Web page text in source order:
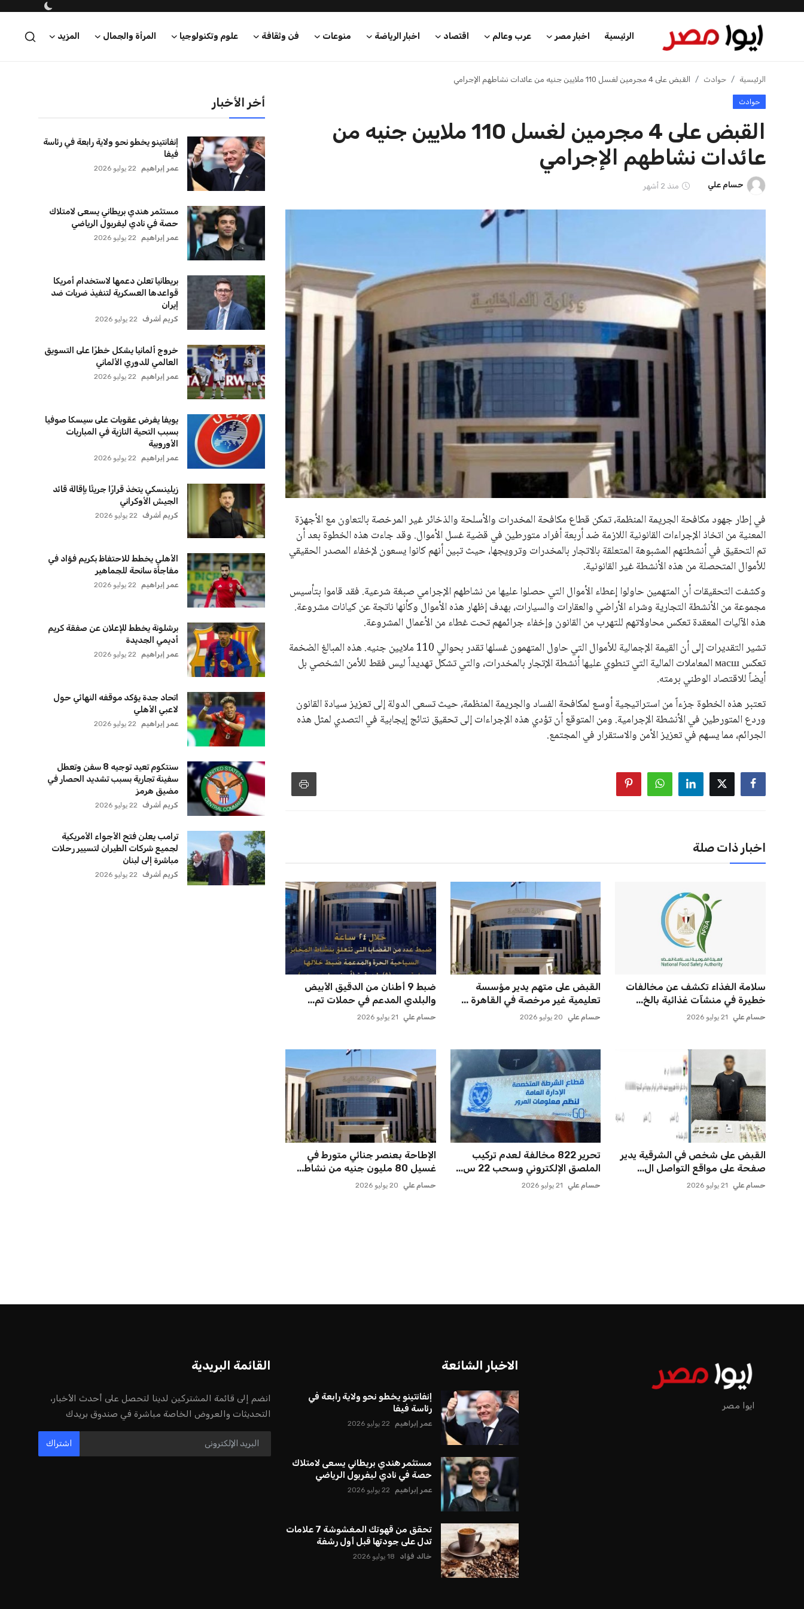
الرئيسية اخبار مصر عرب وعالم اقتصاد اخبار الرياضة منوعات فن وثقافة علوم وتكنولوجيا المرأة والجمال المزيد
الرئيسية
اخبار مصر
عرب وعالم
اخبار الرياضة
علوم وتكنولوجيا
المرأة والجمال
الرئيسية حوادث القبض على 4 مجرمين لغسل 110 ملايين جنيه من عائدات نشاطهم الإجرامي
حوادث
القبض على 4 مجرمين لغسل 110 ملايين جنيه من
عائدات نشاطهم الإجرامي
حسام علي منذ 2 أشهر
في إطار جهود مكافحة الجريمة المنظمة، تمكن قطاع مكافحة المخدرات والأسلحة والذخائر غير المرخصة بالتعاون مع الأجهزة
المعنية من اتخاذ الإجراءات القانونية اللازمة ضد أربعة أفراد متورطين في قضية غسل الأموال. وقد جاءت هذه الخطوة بعد أن
تم التحقيق في أنشطتهم المشبوهة المتعلقة بالاتجار بالمخدرات وترويجها، حيث تبين أنهم كانوا يسعون لإخفاء المصدر الحقيقي
للأموال المتحصلة من هذه الأنشطة غير القانونية.
وكشفت التحقيقات أن المتهمين حاولوا إعطاء الأموال التي حصلوا عليها من نشاطهم الإجرامي صبغة شرعية. فقد قاموا بتأسيس
مجموعة من الأنشطة التجارية وشراء الأراضي والعقارات والسيارات، بهدف إظهار هذه الأموال وكأنها ناتجة عن كيانات مشروعة.
هذه الآليات المعقدة تعكس محاولاتهم للتهرب من القانون وإخفاء جرائمهم تحت غطاء من الأعمال المشروعة.
تشير التقديرات إلى أن القيمة الإجمالية للأموال التي حاول المتهمون غسلها تقدر بحوالي 110 ملايين جنيه. هذه المبالغ الضخمة
تعكس масш المعاملات المالية التي تنطوي عليها أنشطة الإتجار بالمخدرات، والتي تشكل تهديداً ليس فقط للأمن الشخصي بل
أيضاً للاقتصاد الوطني برمته.
تعتبر هذه الخطوة جزءاً من استراتيجية أوسع لمكافحة الفساد والجريمة المنظمة، حيث تسعى الدولة إلى تعزيز سيادة القانون
وردع المتورطين في الأنشطة الإجرامية. ومن المتوقع أن تؤدي هذه الإجراءات إلى تحقيق نتائج إيجابية في التصدي لمثل هذه
الجرائم، مما يسهم في تعزيز الأمن والاستقرار في المجتمع.
اخبار ذات صلة
سلامة الغذاء تكشف عن مخالفات
خطيرة في منشآت غذائية بالخ...
حسام علي 21 يوليو 2026
القبض على متهم يدير مؤسسة
تعليمية غير مرخصة في القاهرة ...
حسام علي 20 يوليو 2026
ضبط 9 أطنان من الدقيق الأبيض
والبلدي المدعم في حملات تم...
حسام علي 21 يوليو 2026
القبض على شخص في الشرقية يدير
صفحة على مواقع التواصل ال...
حسام علي 21 يوليو 2026
تحرير 822 مخالفة لعدم تركيب
الملصق الإلكتروني وسحب 22 س...
حسام علي 21 يوليو 2026
الإطاحة بعنصر جنائي متورط في
غسيل 80 مليون جنيه من نشاط...
حسام علي 20 يوليو 2026
أخر الأخبار
إنفانتينو يخطو نحو ولاية رابعة في رئاسة
فيفا
عمر إبراهيم 22 يوليو 2026
مستثمر هندي بريطاني يسعى لامتلاك
حصة في نادي ليفربول الرياضي
عمر إبراهيم 22 يوليو 2026
بريطانيا تعلن دعمها لاستخدام أمريكا
قواعدها العسكرية لتنفيذ ضربات ضد
إيران
كريم أشرف 22 يوليو 2026
خروج ألمانيا يشكل خطرًا على التسويق
العالمي للدوري الألماني
عمر إبراهيم 22 يوليو 2026
يويفا يفرض عقوبات على سيسكا صوفيا
بسبب التحية النازية في المباريات
الأوروبية
عمر إبراهيم 22 يوليو 2026
زيلينسكي يتخذ قرارًا جريئًا بإقالة قائد
الجيش الأوكراني
كريم أشرف 22 يوليو 2026
الأهلي يخطط للاحتفاظ بكريم فؤاد في
مفاجأة سانحة للجماهير
عمر إبراهيم 22 يوليو 2026
برشلونة يخطط للإعلان عن صفقة كريم
أديمي الجديدة
عمر إبراهيم 22 يوليو 2026
اتحاد جدة يؤكد موقفه النهائي حول
لاعبي الأهلي
عمر إبراهيم 22 يوليو 2026
سنتكوم تعيد توجيه 8 سفن وتعطل
سفينة تجارية بسبب تشديد الحصار في
مضيق هرمز
كريم أشرف 22 يوليو 2026
ترامب يعلن فتح الأجواء الأمريكية
لجميع شركات الطيران لتسيير رحلات
مباشرة إلى لبنان
كريم أشرف 22 يوليو 2026
ايوا مصر
الاخبار الشائعة
إنفانتينو يخطو نحو ولاية رابعة في
رئاسة فيفا
عمر إبراهيم 22 يوليو 2026
مستثمر هندي بريطاني يسعى لامتلاك
حصة في نادي ليفربول الرياضي
عمر إبراهيم 22 يوليو 2026
تحقق من قهوتك المغشوشة 7 علامات
تدل على جودتها قبل أول رشفة
خالد فؤاد 18 يوليو 2026
القائمة البريدية
انضم إلى قائمة المشتركين لدينا لتحصل على أحدث الأخبار،
التحديثات والعروض الخاصة مباشرة في صندوق بريدك
اشتراك